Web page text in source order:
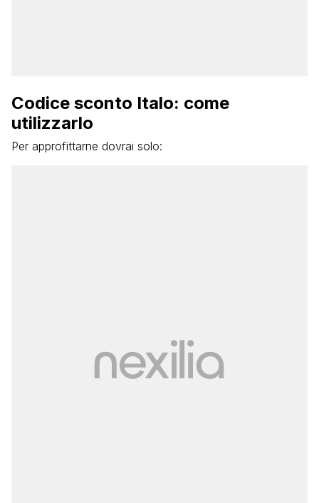
Codice sconto Italo: come
utilizzarlo
Per approfittarne dovrai solo: